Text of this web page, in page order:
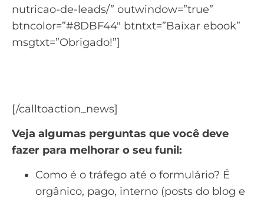
nutricao-de-leads/” outwindow=”true”
btncolor=”#8DBF44″ btntxt=”Baixar ebook”
msgtxt=”Obrigado!”]
[/calltoaction_news]
Veja algumas perguntas que você deve
fazer para melhorar o seu funil:
Como é o tráfego até o formulário? É
orgânico, pago, interno (posts do blog e